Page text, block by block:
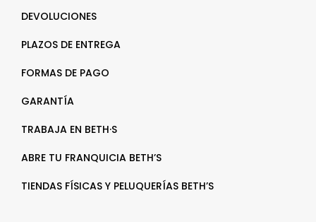
DEVOLUCIONES
PLAZOS DE ENTREGA
FORMAS DE PAGO
GARANTÍA
TRABAJA EN BETH·S
ABRE TU FRANQUICIA BETH’S
TIENDAS FÍSICAS Y PELUQUERÍAS BETH’S